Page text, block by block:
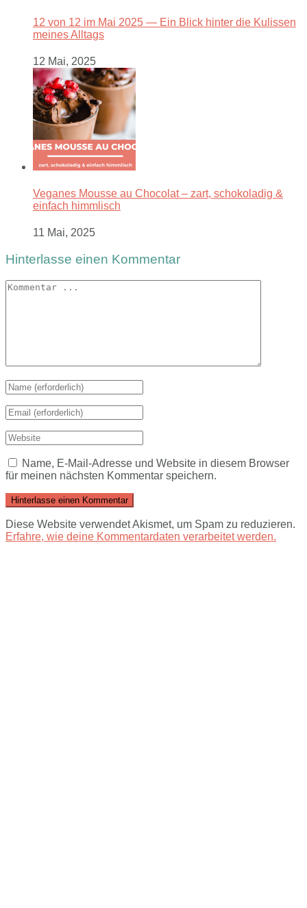
12 von 12 im Mai 2025 — Ein Blick hinter die Kulissen
meines Alltags
12 Mai, 2025
Veganes Mousse au Chocolat – zart, schokoladig &
einfach himmlisch
11 Mai, 2025
Hinterlasse einen Kommentar
Name, E-Mail-Adresse und Website in diesem Browser
für meinen nächsten Kommentar speichern.
Diese Website verwendet Akismet, um Spam zu reduzieren.
Erfahre, wie deine Kommentardaten verarbeitet werden.